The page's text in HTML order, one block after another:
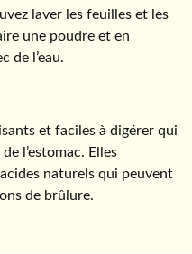
laver les feuilles et les
une poudre et en
de l’eau.
et faciles à digérer qui
l’estomac. Elles
naturels qui peuvent
de brûlure.